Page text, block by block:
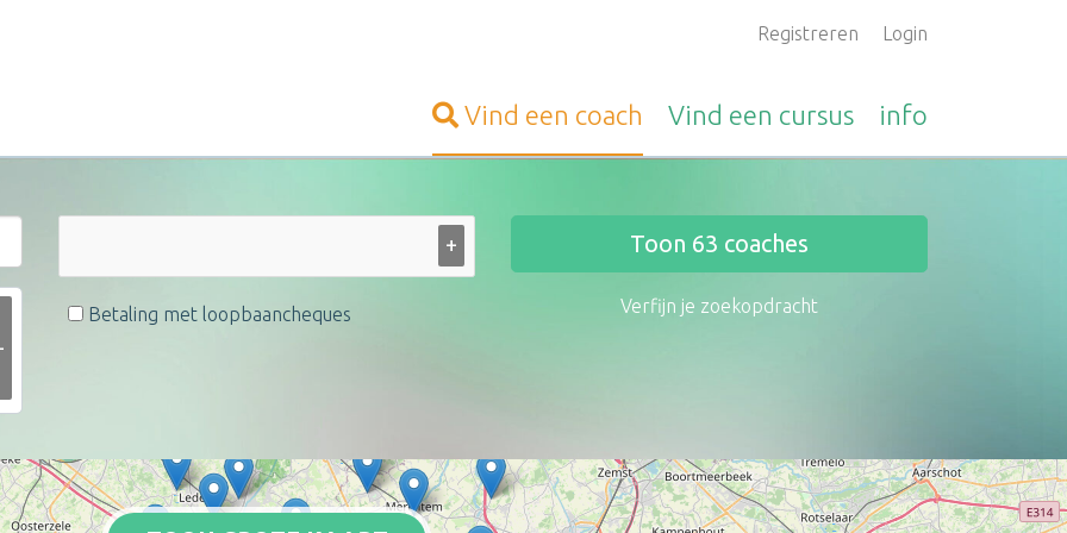
Registreren Login
Vind een coach Vind een cursus info
+
Betaling met loopbaancheques
Toon 63 coaches
Verfijn je zoekopdracht